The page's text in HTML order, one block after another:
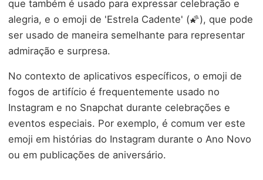
que também é usado para expressar celebração e
alegria, e o emoji de 'Estrela Cadente' (🌠), que pode
ser usado de maneira semelhante para representar
admiração e surpresa.
No contexto de aplicativos específicos, o emoji de
fogos de artifício é frequentemente usado no
Instagram e no Snapchat durante celebrações e
eventos especiais. Por exemplo, é comum ver este
emoji em histórias do Instagram durante o Ano Novo
ou em publicações de aniversário.